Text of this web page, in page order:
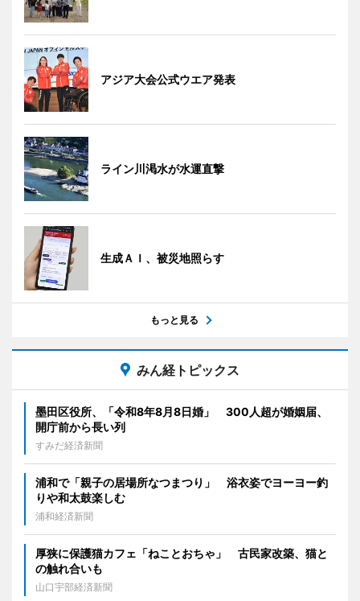
アジア大会公式ウエア発表
ライン川渇水が水運直撃
生成ＡＩ、被災地照らす
もっと見る
みん経トピックス
墨田区役所、「令和8年8月8日婚」 300人超が婚姻届、
開庁前から長い列
すみだ経済新聞
浦和で「親子の居場所なつまつり」 浴衣姿でヨーヨー釣
りや和太鼓楽しむ
浦和経済新聞
厚狭に保護猫カフェ「ねことおちゃ」 古民家改築、猫と
の触れ合いも
山口宇部経済新聞